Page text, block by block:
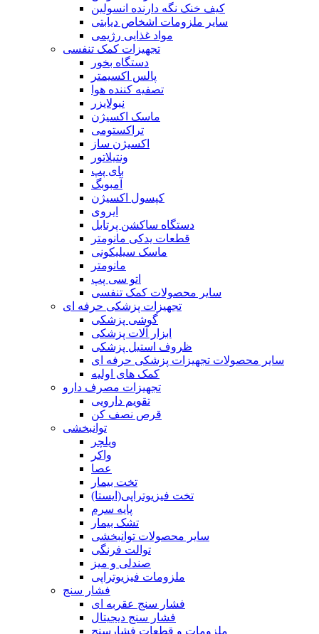
کیف خنک نگه دارنده انسولین
سایر ملزومات اشخاص دیابتی
مواد غذایی رژیمی
تجهیزات کمک تنفسی
دستگاه بخور
پالس اکسیمتر
تصفیه کننده هوا
نبولایزر
ماسک اکسیژن
تراکستومی
اکسیژن ساز
ونتیلاتور
بای پپ
آمبوبگ
کپسول اکسیژن
ایروی
دستگاه ساکشن پرتابل
قطعات یدکی مانومتر
ماسک سیلیکونی
مانومتر
اتو سی پپ
سایر محصولات کمک تنفسی
تجهیزات پزشکی حرفه ای
گوشی پزشکی
ابزار آلات پزشکی
ظروف استیل پزشکی
سایر محصولات تجهیزات پزشکی حرفه ای
کمک های اولیه
تجهیزات مصرف دارو
تقویم دارویی
قرص نصف کن
توانبخشی
ویلچر
واکر
عصا
تخت بیمار
تخت فیزیوتراپی(ایستا)
پایه سرم
تشک بیمار
سایر محصولات توانبخشی
توالت فرنگی
صندلی و میز
ملزومات فیزیوتراپی
فشار سنج
فشار سنج عقربه ای
فشار سنج دیجیتال
ملزومات و قطعات فشارسنج